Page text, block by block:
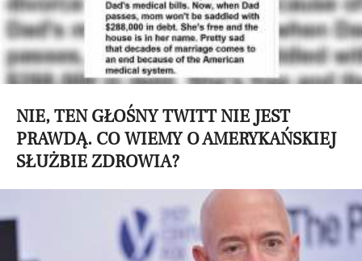
NIE, TEN GŁOŚNY TWITT NIE JEST
PRAWDĄ. CO WIEMY O AMERYKAŃSKIEJ
SŁUŻBIE ZDROWIA?